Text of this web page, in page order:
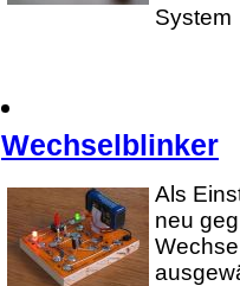
System
Wechselblinker
Als
neu